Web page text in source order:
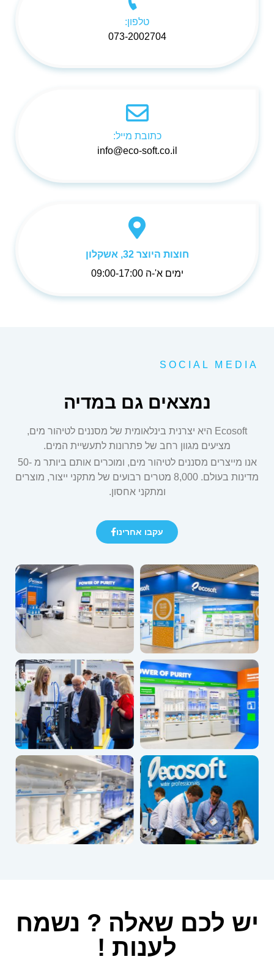
טלפון:
073-2002704
כתובת מייל:
info@eco-soft.co.il
חוצות היוצר 32, אשקלון
ימים א'-ה 09:00-17:00
SOCIAL MEDIA
נמצאים גם במדיה
Ecosoft היא יצרנית בינלאומית של מסננים לטיהור מים,
מציעים מגוון רחב של פתרונות לתעשיית המים.
אנו מייצרים מסננים לטיהור מים, ומוכרים אותם ביותר מ -50
מדינות בעולם. 8,000 מטרים רבועים של מתקני ייצור, מוצרים
ומתקני אחסון.
עקבו אחרינו
יש לכם שאלה ? נשמח
לענות !